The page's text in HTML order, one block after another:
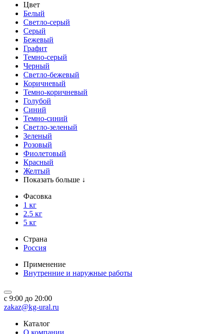
Цвет
Белый
Светло-серый
Серый
Бежевый
Графит
Темно-серый
Черный
Светло-бежевый
Коричневый
Темно-коричневый
Голубой
Синий
Темно-синий
Светло-зеленый
Зеленый
Розовый
Фиолетовый
Красный
Желтый
Показать больше ↓
Фасовка
1 кг
2.5 кг
5 кг
Страна
Россия
Применение
Внутренние и наружные работы
c 9:00 до 20:00
zakaz@kg-ural.ru
Каталог
О компании